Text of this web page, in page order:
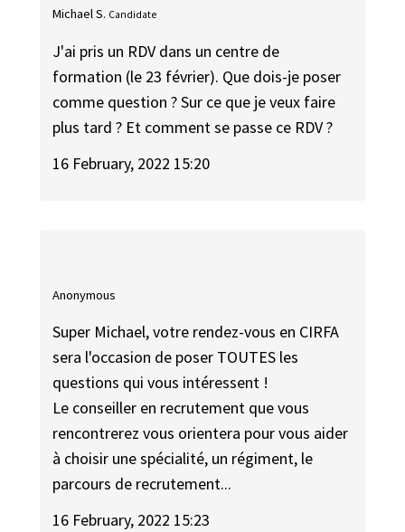
Michael S. Candidate
J'ai pris un RDV dans un centre de
formation (le 23 février). Que dois-je poser
comme question ? Sur ce que je veux faire
plus tard ? Et comment se passe ce RDV ?
16 February, 2022 15:20
Anonymous
Super Michael, votre rendez-vous en CIRFA
sera l'occasion de poser TOUTES les
questions qui vous intéressent !
Le conseiller en recrutement que vous
rencontrerez vous orientera pour vous aider
à choisir une spécialité, un régiment, le
parcours de recrutement...
16 February, 2022 15:23